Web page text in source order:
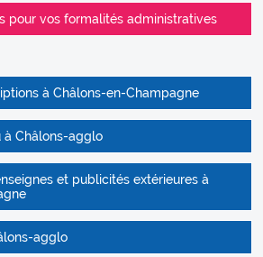
pour vos formalités administratives
à Châlons-en-Champagne
à Châlons-agglo
et publicités extérieures à
agglo